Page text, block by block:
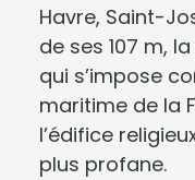
Havre, Saint-
de ses 107 m,
qui s’impose
maritime de la
l’édifice
plus profane.